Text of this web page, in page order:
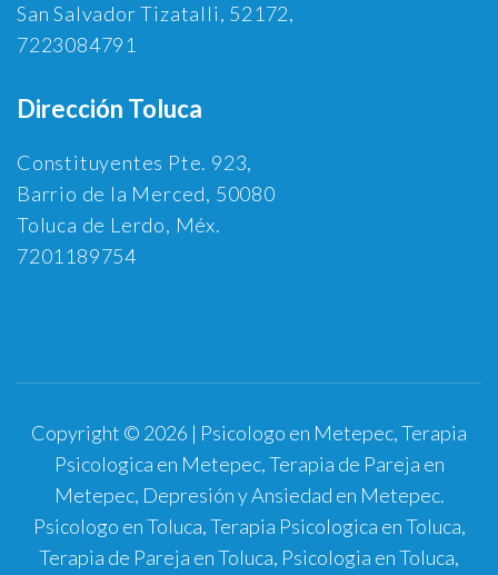
San Salvador Tizatalli, 52172,
7223084791
Dirección Toluca
Constituyentes Pte. 923,
Barrio de la Merced, 50080
Toluca de Lerdo, Méx.
7201189754
Copyright © 2026 | Psicologo en Metepec, Terapia
Psicologica en Metepec, Terapia de Pareja en
Metepec, Depresión y Ansiedad en Metepec.
Psicologo en Toluca, Terapia Psicologica en Toluca,
Terapia de Pareja en Toluca, Psicologia en Toluca,